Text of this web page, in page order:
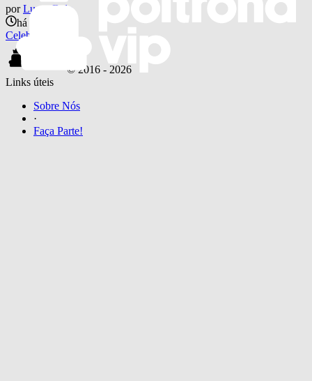
por Lucas Belo
há 7 anos
Celebs
© 2016 - 2026
Links úteis
Sobre Nós
·
Faça Parte!